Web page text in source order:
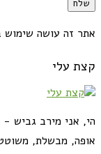
אתר זה עושה שימוש
קצת עלי
הי, אני מירב גביש -
אופה, מבשלת,